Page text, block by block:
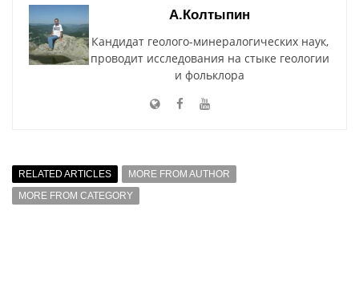
А.Колтыпин
Кандидат геолого-минералогических наук,
проводит исследования на стыке геологии
и фольклора
RELATED ARTICLES
MORE FROM AUTHOR
MORE FROM CATEGORY